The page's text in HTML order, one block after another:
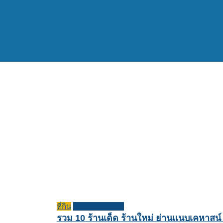
ที่กิน
รวม 10 ร้านเด็ด ร้านใหม่ ย่านแนบเคหาส